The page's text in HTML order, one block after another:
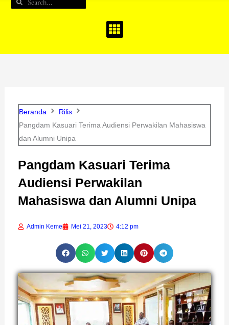
Beranda
Rilis
Pangdam Kasuari Terima Audiensi Perwakilan Mahasiswa
dan Alumni Unipa
Pangdam Kasuari Terima
Audiensi Perwakilan
Mahasiswa dan Alumni Unipa
Admin Keme Mei 21, 2023 4:12 pm